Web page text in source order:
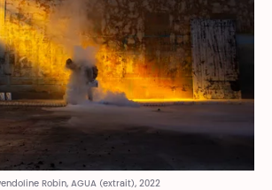
Robin, AGUA (extrait), 2022